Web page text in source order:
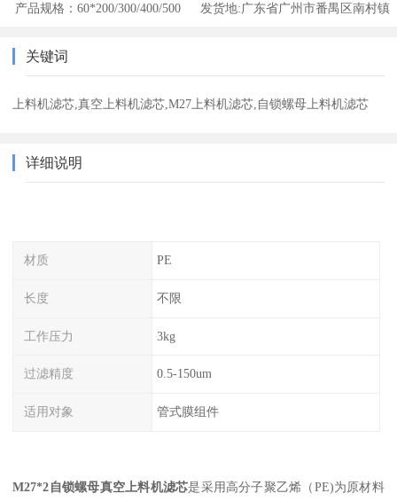
产品规格：60*200/300/400/500 发货地:广东省广州市番禺区南村镇
关键词
上料机滤芯,真空上料机滤芯,M27上料机滤芯,自锁螺母上料机滤芯
详细说明
材质 PE
长度 不限
工作压力 3kg
过滤精度 0.5-150um
适用对象 管式膜组件
M27*2自锁螺母真空上料机滤芯是采用高分子聚乙烯（PE)为原材料